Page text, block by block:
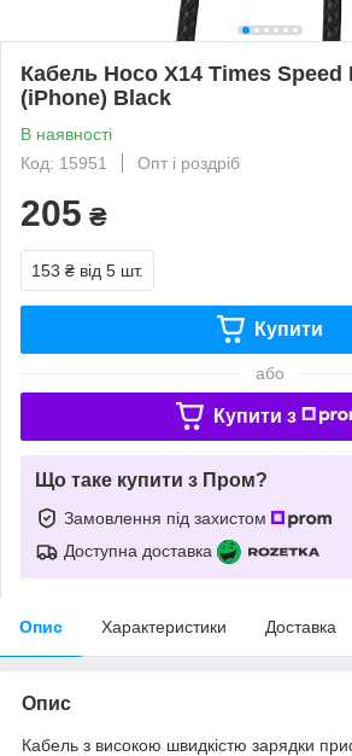
Кабель Hoco X14 Times
(iPhone) Black
В наявності
Код: 15951
Опт і роздріб
205 ₴
153 ₴ від 5 шт.
Купити
або
Купити з
Що таке купити з Пром?
Замовлення під захистом
Доступна доставка
Опис Характеристики Доставка
Опис
Кабель з високою швидкістю зарядки